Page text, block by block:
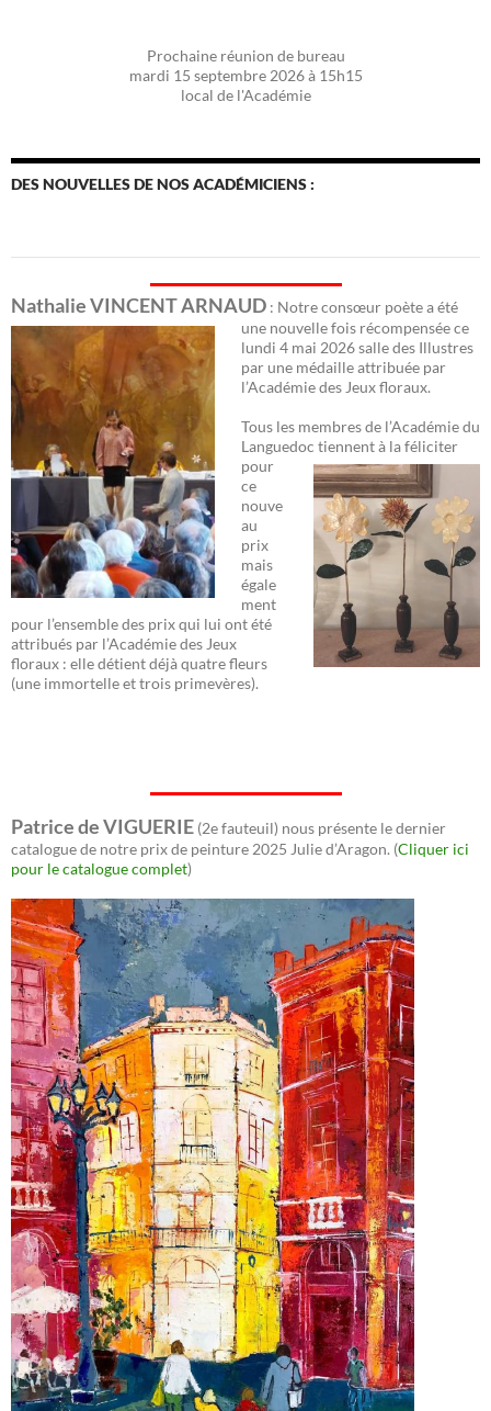
Prochaine réunion de bureau
mardi 15 septembre 2026 à 15h15
local de l'Académie
DES NOUVELLES DE NOS ACADÉMICIENS :
Nathalie VINCENT ARNAUD : Notre consœur poète a été
une nouvelle fois récompensée ce
lundi 4 mai 2026 salle des Illustres
par une médaille attribuée par
l’Académie des Jeux floraux.
Tous les membres de l’Académie du
Languedoc tiennent à la féliciter
pour
ce
nouve
au
prix
mais
égale
ment
pour l’ensemble des prix qui lui ont été
attribués par l’Académie des Jeux
floraux : elle détient déjà quatre fleurs
(une immortelle et trois primevères).
Patrice de VIGUERIE (2e fauteuil) nous présente le dernier
catalogue de notre prix de peinture 2025 Julie d’Aragon. (Cliquer ici
pour le catalogue complet)